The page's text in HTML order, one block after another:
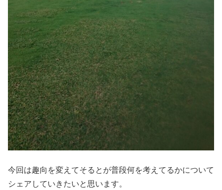
今回は趣向を変えてそるとが普段何を考えてるかについて
シェアしていきたいと思います。